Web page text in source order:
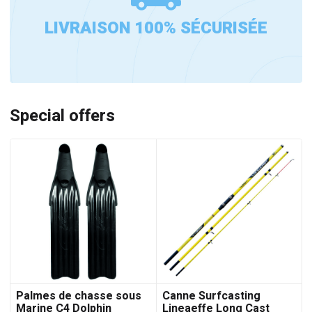
LIVRAISON 100% SÉCURISÉE
Special offers
Palmes de chasse sous
Marine C4 Dolphin
Canne Surfcasting
Lineaeffe Long Cast